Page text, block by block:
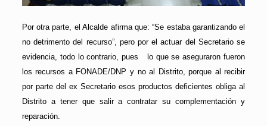
Por otra parte, el Alcalde afirma que: “Se estaba garantizando el
no detrimento del recurso”, pero por el actuar del Secretario se
evidencia, todo lo contrario, pues lo que se aseguraron fueron
los recursos a FONADE/DNP y no al Distrito, porque al recibir
por parte del ex Secretario esos productos deficientes obliga al
Distrito a tener que salir a contratar su complementación y
reparación.